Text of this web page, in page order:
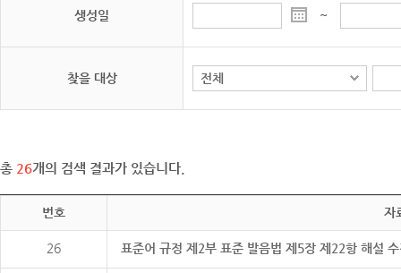
생성일 ~
찾을 대상
총 26개의 검색 결과가 있습니다.
번호 자
26 표준어 규정 제2부 표준 발음법 제5장 제22항 해설